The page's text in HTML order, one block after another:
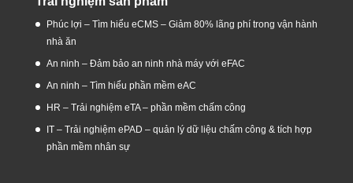
Phúc lợi – Tìm hiểu eCMS – Giảm 80% lãng phí trong vận hành
nhà ăn
An ninh – Đảm bảo an ninh nhà máy với eFAC
An ninh – Tìm hiểu phần mềm eAC
HR – Trải nghiệm eTA – phần mềm chấm công
IT – Trải nghiệm ePAD – quản lý dữ liệu chấm công & tích hợp
phần mềm nhân sự